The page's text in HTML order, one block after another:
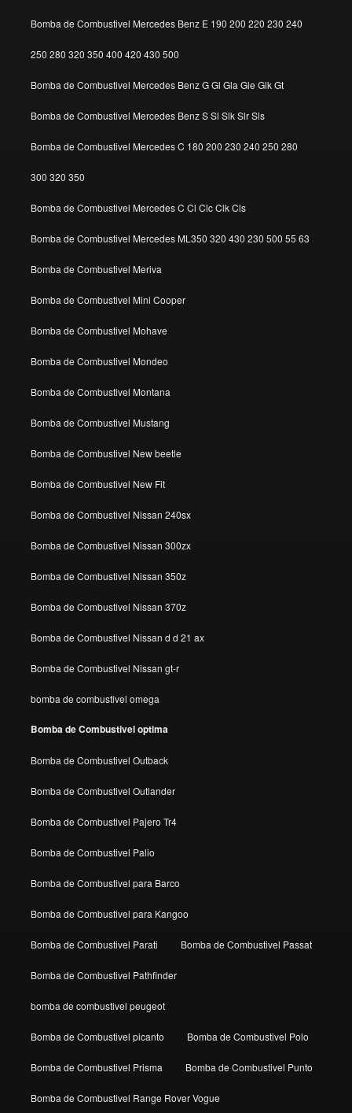
Bomba de Combustivel Mercedes Benz E 190 200 220 230 240
250 280 320 350 400 420 430 500
Bomba de Combustivel Mercedes Benz G Gl Gla Gle Glk Gt
Bomba de Combustivel Mercedes Benz S Sl Slk Slr Sls
Bomba de Combustivel Mercedes C 180 200 230 240 250 280
300 320 350
Bomba de Combustivel Mercedes C Cl Clc Clk Cls
Bomba de Combustivel Mercedes ML350 320 430 230 500 55 63
Bomba de Combustivel Meriva
Bomba de Combustivel Mini Cooper
Bomba de Combustivel Mohave
Bomba de Combustivel Mondeo
Bomba de Combustivel Montana
Bomba de Combustivel Mustang
Bomba de Combustivel New beetle
Bomba de Combustivel New Fit
Bomba de Combustivel Nissan 240sx
Bomba de Combustivel Nissan 300zx
Bomba de Combustivel Nissan 350z
Bomba de Combustivel Nissan 370z
Bomba de Combustivel Nissan d d 21 ax
Bomba de Combustivel Nissan gt-r
bomba de combustivel omega
Bomba de Combustivel optima
Bomba de Combustivel Outback
Bomba de Combustivel Outlander
Bomba de Combustivel Pajero Tr4
Bomba de Combustivel Palio
Bomba de Combustivel para Barco
Bomba de Combustivel para Kangoo
Bomba de Combustivel Parati Bomba de Combustivel Passat
Bomba de Combustivel Pathfinder
bomba de combustivel peugeot
Bomba de Combustivel picanto Bomba de Combustivel Polo
Bomba de Combustivel Prisma Bomba de Combustivel Punto
Bomba de Combustivel Range Rover Vogue